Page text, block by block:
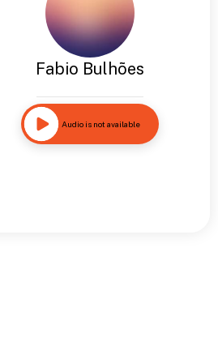
Fabio Bulhões
Audio is not available